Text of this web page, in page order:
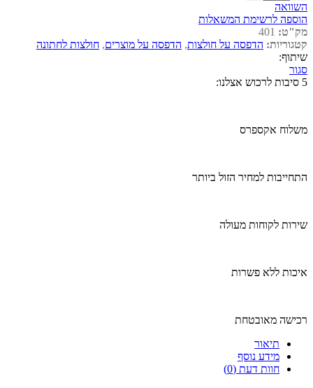
השוואה
הוספה לרשימת המשאלות
מק"ט: 401
קטגוריות: הדפסה על חולצות, הדפסה על מוצרים, חולצות לחתונה
שיתוף:
סגור
5 סיבות לרכוש אצלנו:
משלוח אקספרס
התחייבות למחיר הזול ביותר
שירות לקוחות מעולה
איכות ללא פשרות
רכישה מאובטחת
תיאור
מידע נוסף
חוות דעת (0)